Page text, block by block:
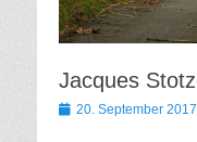
Jacques
Gepostet
20. September 2017